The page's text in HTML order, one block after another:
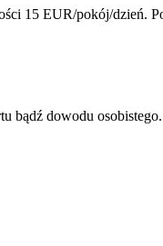
15 EUR/pokój/dzień.
bądź dowodu